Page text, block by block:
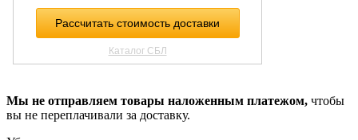
Мы не отправляем товары наложенным платежом, чтобы
вы не переплачивали за доставку.